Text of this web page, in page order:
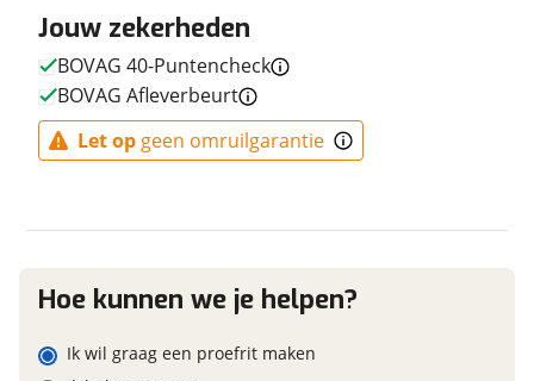
Merk primair remsysteem
achter
E-bike
Financieel
Prijs
€ 1.049,-
viaBOVAG.nl verwerkt je persoonsgegevens om je aanvraag zo
goed mogelijk bij de aanbieder te brengen. Lees hier meer
over in onzeprivacyverklaring
Jouw zekerheden
BOVAG 40-Puntencheck
BOVAG Afleverbeurt
Let op geen omruilgarantie
Hoe kunnen we je helpen?
Ik wil graag een proefrit maken